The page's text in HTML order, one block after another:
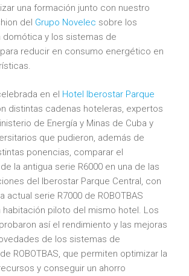
una formación junto con nuestro
del Grupo Novelec sobre los
y los sistemas de
reducir en consumo energético en
en el Hotel Iberostar Parque
distintas cadenas hoteleras, expertos
de Energía y Minas de Cuba y
que pudieron, además de
ponencias, comparar el
la antigua serie R6000 en una de las
del Iberostar Parque Central, con
actual serie R7000 de ROBOTBAS
habitación piloto del mismo hotel. Los
así el rendimiento y las mejoras
de los sistemas de
ROBOTBAS, que permiten optimizar la
y conseguir un ahorro